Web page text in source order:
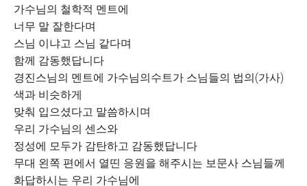
가수님의 철학적 멘트에
너무 말 잘한다며
스님 이냐고 스님 같다며
함께 감동했답니다
경진스님의 멘트에 가수님의수트가 스님들의 법의(가사)
색과 비슷하게
맞춰 입으셨다고 말씀하시며
우리 가수님의 센스와
정성에 모두가 감탄하고 감동했답니다
무대 왼쪽 편에서 열띤 응원을 해주시는 보문사 스님들께
화답하시는 우리 가수님에